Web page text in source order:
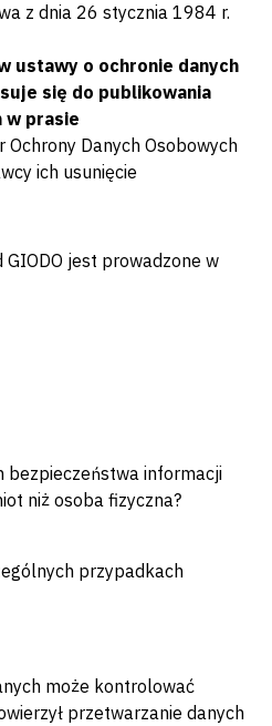
z dnia 26 stycznia 1984 r.
ustawy o ochronie danych
się do publikowania
w prasie
Danych Osobowych
ich usunięcie
jest prowadzone w
bezpieczeństwa informacji
niż osoba fizyczna?
przypadkach
może kontrolować
przetwarzanie danych